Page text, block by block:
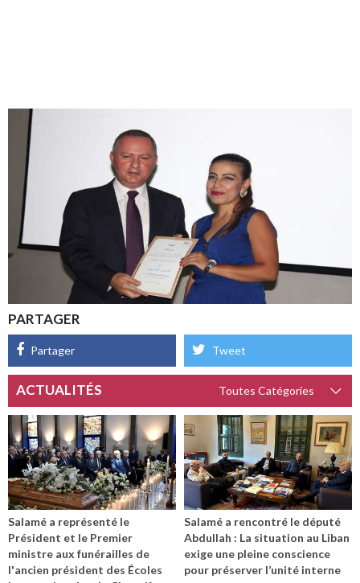
PARTAGER
Partager Tweet
ACTUALITÉS
Salamé a représenté le
Président et le Premier
ministre aux funérailles de
l'ancien président des Écoles
Salamé a rencontré le député
Abdullah : La situation au Liban
exige une pleine conscience
pour préserver l’unité interne